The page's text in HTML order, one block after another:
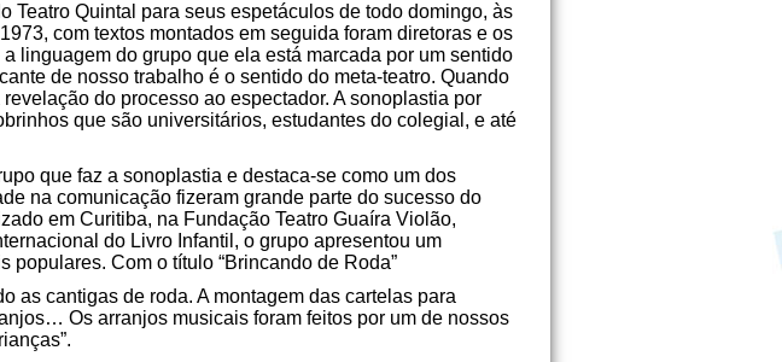
Teatro Quintal para seus espetáculos de todo domingo, às
com textos montados em seguida foram diretoras e os
linguagem do grupo que ela está marcada por um sentido
de nosso trabalho é o sentido do meta-teatro. Quando
do processo ao espectador. A sonoplastia por
que são universitários, estudantes do colegial, e até
que faz a sonoplastia e destaca-se como um dos
na comunicação fizeram grande parte do sucesso do
em Curitiba, na Fundação Teatro Guaíra Violão,
do Livro Infantil, o grupo apresentou um
Com o título “Brincando de Roda”
as cantigas de roda. A montagem das cartelas para
Os arranjos musicais foram feitos por um de nossos